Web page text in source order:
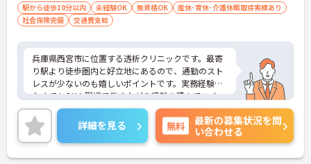
駅から徒歩10分以内 未経験OK 無資格OK
産休･育休･介護休暇取得実績あり
社会保険完備
交通費支給
兵庫県西宮市に位置する透析クリニックです。最寄
り駅より徒歩圏内と好立地にあるので、通勤のスト
レスが少ないのも嬉しいポイントです。実務経験は
なくてもOK！現場で働きながら経験を積んでいくこ
とができます。ご興味をお持ちの方はお気軽にお問
い合わせください。
詳細を見る 無料
最新の募集状況を問
い合わせる